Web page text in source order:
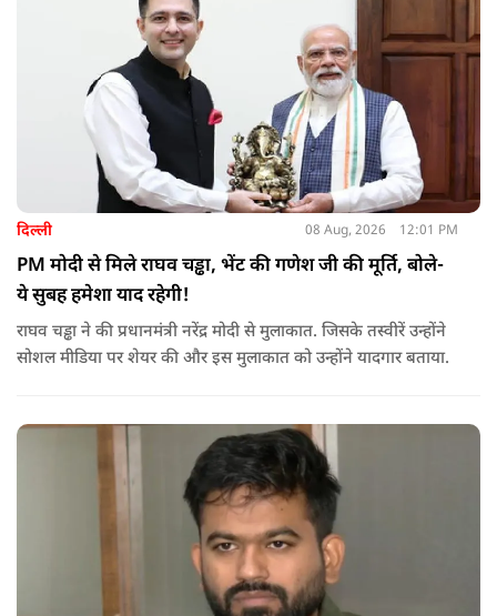
दिल्ली 08 Aug, 2026 12:01 PM
PM मोदी से मिले राघव चड्ढा, भेंट की गणेश जी की मूर्ति, बोले-
ये सुबह हमेशा याद रहेगी!
राघव चड्ढा ने की प्रधानमंत्री नरेंद्र मोदी से मुलाकात. जिसके तस्वीरें उन्होंने
सोशल मीडिया पर शेयर की और इस मुलाकात को उन्होंने यादगार बताया.